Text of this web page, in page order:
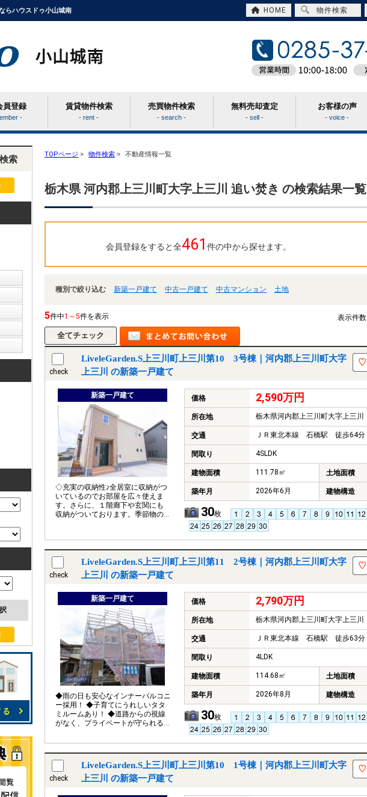
らハウスドゥ小山城南 HOME 物件検索
員登録
-
賃貸物件検索
- rent -
売買物件検索
- search -
す
す
無料売却査定
- sell -
お客様の声
- voice -
TOPページ > 物件検索 > 不動産情報一覧
栃木県 河内郡上三川町大字上三川 追い焚き の検索結果一覧
会員登録をすると全461 件の中から探せます。
種別で絞り込む 新築一戸建て 中古一戸建て 中古マンション 土地
5件中1～5件を表示 表示件数
check
LiveleGarden.S上三川町上三川第10 3号棟｜河内郡上三川町大字
上三川 の新築一戸建て
新築一戸建て
◇充実の収納性♪全居室に収納がつ
いているのでお部屋を広々使えま
す。さらに、１階廊下や玄関にも
収納がついております。季節物の
す♪ ◇並列３台駐車可能♪並列３台
駐車スペースは使い勝手バッチ
リ！お車の出し入れがスムーズに
なり、朝や夜の入れ替えがなくな
ります♪ご夫婦の２台分のほか、１
価格 2,590万円
所在地 栃木県河内郡上三川町大字上三川
交通 ＪＲ東北本線 石橋駅 徒歩64分
間取り 4SLDK
建物面積 111.78㎡ 土地面積
築年月 2026年6月 建物構造
30枚
check
LiveleGarden.S上三川町上三川第11 2号棟｜河内郡上三川町大字
上三川 の新築一戸建て
新築一戸建て
◆雨の日も安心なインナーバルコニ
ー採用！ ◆子育てにうれしいタタ
ミルームあり！ ◆道路からの視線
がなく、プライベートが守られる
◆最長３５年住宅保証システム
価格 2,790万円
所在地 栃木県河内郡上三川町大字上三川
交通 ＪＲ東北本線 石橋駅 徒歩63分
間取り 4LDK
建物面積 114.68㎡ 土地面積
築年月 2026年8月 建物構造
30枚
check
LiveleGarden.S上三川町上三川第10 1号棟｜河内郡上三川町大字
上三川 の新築一戸建て
索